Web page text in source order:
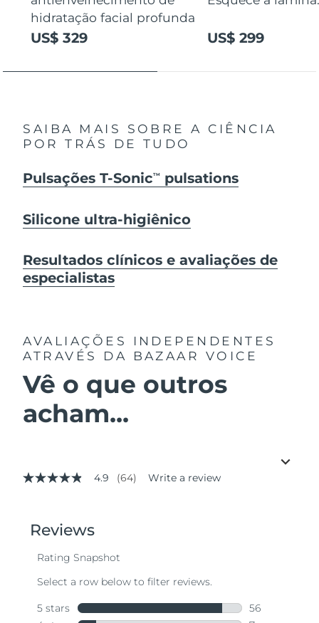
hidratação facial profunda
US$ 329 US$ 299
SAIBA MAIS SOBRE A CIÊNCIA
POR TRÁS DE TUDO
Pulsações T-SonicTM pulsations
Silicone ultra-higiênico
Resultados clínicos e avaliações de
especialistas
AVALIAÇÕES INDEPENDENTES
ATRAVÉS DA BAZAAR VOICE
Vê o que outros
acham...
4.9
stars,
average
value.
Same
page
4.9 (64) Write a review